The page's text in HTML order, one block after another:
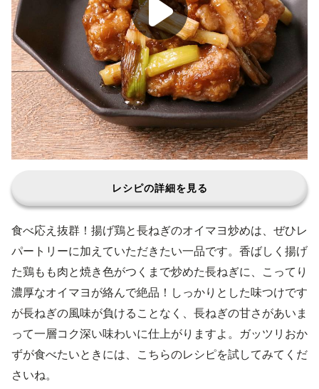
レシピの詳細を見る
食べ応え抜群！揚げ鶏と長ねぎのオイマヨ炒めは、ぜひレ
パートリーに加えていただきたい一品です。香ばしく揚げ
た鶏もも肉と焼き色がつくまで炒めた長ねぎに、こってり
濃厚なオイマヨが絡んで絶品！しっかりとした味つけです
が長ねぎの風味が負けることなく、長ねぎの甘さがあいま
って一層コク深い味わいに仕上がりますよ。ガッツリおか
ずが食べたいときには、こちらのレシピを試してみてくだ
さいね。